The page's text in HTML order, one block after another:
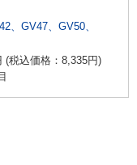
、GV47、GV50、
(税込価格：8,335円)